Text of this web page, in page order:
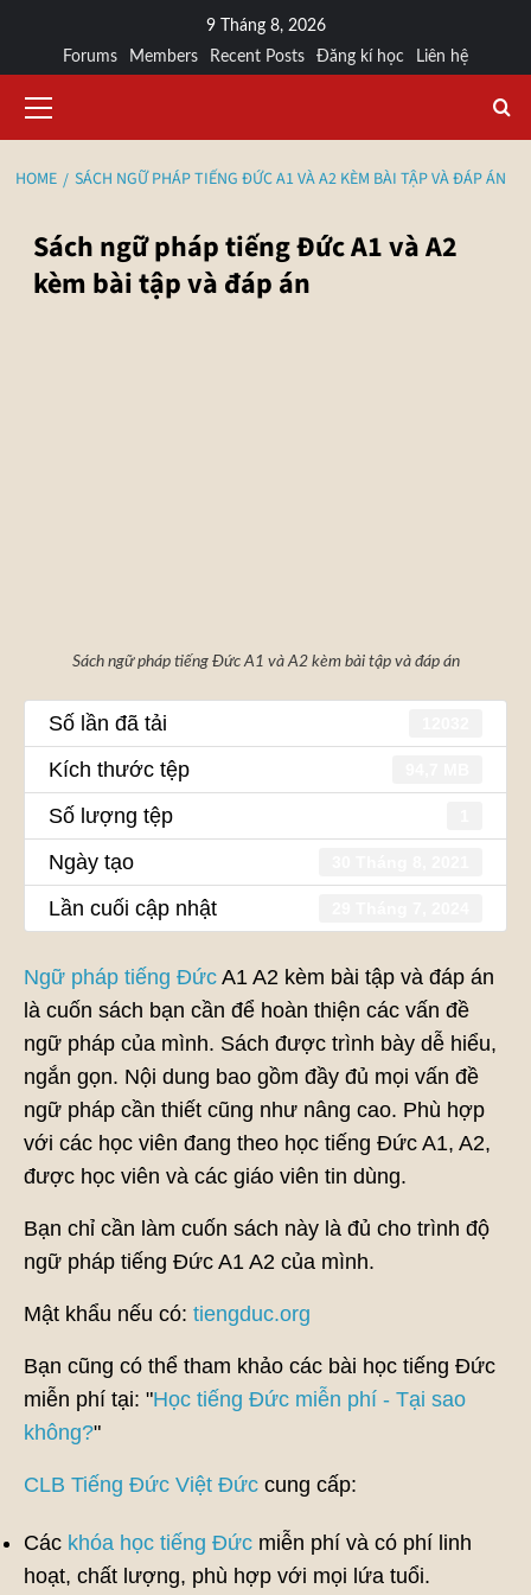
9 Tháng 8, 2026
Forums
Members Recent Posts Đăng kí học Liên hệ
HOME SÁCH NGỮ PHÁP TIẾNG ĐỨC A1 VÀ A2 KÈM BÀI TẬP VÀ ĐÁP ÁN
Sách ngữ pháp tiếng Đức A1 và A2
kèm bài tập và đáp án
Sách ngữ pháp tiếng Đức A1 và A2 kèm bài tập và đáp án
Số lần đã tải
Kích thước tệp
Số lượng tệp
Ngày tạo
Lần cuối cập nhật
Ngữ pháp tiếng Đức A1 A2 kèm bài tập và đáp án
là cuốn sách bạn cần để hoàn thiện các vấn đề
ngữ pháp của mình. Sách được trình bày dễ hiểu,
ngắn gọn. Nội dung bao gồm đầy đủ mọi vấn đề
ngữ pháp cần thiết cũng như nâng cao. Phù hợp
với các học viên đang theo học tiếng Đức A1, A2,
được học viên và các giáo viên tin dùng.
Bạn chỉ cần làm cuốn sách này là đủ cho trình độ
ngữ pháp tiếng Đức A1 A2 của mình.
Mật khẩu nếu có: tiengduc.org
Bạn cũng có thể tham khảo các bài học tiếng Đức
miễn phí tại: "Học tiếng Đức miễn phí - Tại sao
không?"
CLB Tiếng Đức Việt Đức cung cấp:
Các khóa học tiếng Đức miễn phí và có phí linh
hoạt, chất lượng, phù hợp với mọi lứa tuổi.